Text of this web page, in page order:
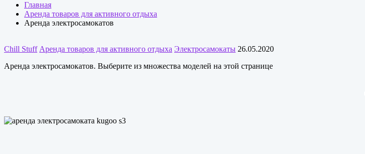
Главная
Аренда товаров для активного отдыха
Аренда электросамокатов
Chill Stuff Аренда товаров для активного отдыха Электросамокаты 26.05.2020
Аренда электросамокатов. Выберите из множества моделей на этой странице